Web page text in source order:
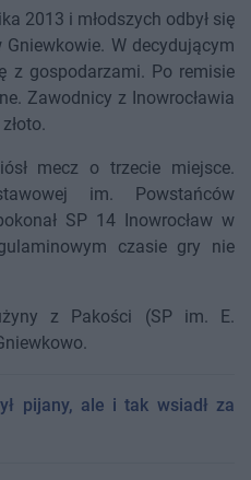
2013 i młodszych odbył się
W decydującym
z gospodarzami. Po remisie
Zawodnicy z Inowrocławia
mecz o trzecie miejsce.
im. Powstańców
SP 14 Inowrocław w
czasie gry nie
z Pakości (SP im. E.
pijany, ale i tak wsiadł za